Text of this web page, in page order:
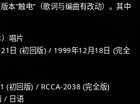
本“触电”（歌词与编曲有改动）。其中
唱片
日 (初回版) / 1999年12月18日 (完全
(初回版) / RCCA-2038 (完全版)
/ 日语